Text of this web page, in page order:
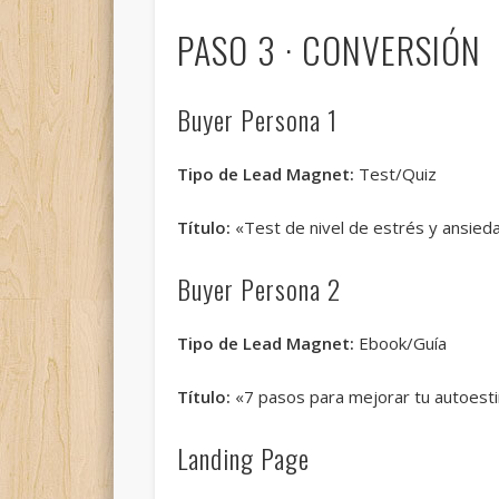
PASO 3 · CONVERSIÓN
Buyer Persona 1
Tipo de Lead Magnet: Test/Quiz
Título: «Test de nivel de estrés y
Buyer Persona 2
Tipo de Lead Magnet: Ebook/Guía
Título: «7 pasos para mejorar tu
Landing Page